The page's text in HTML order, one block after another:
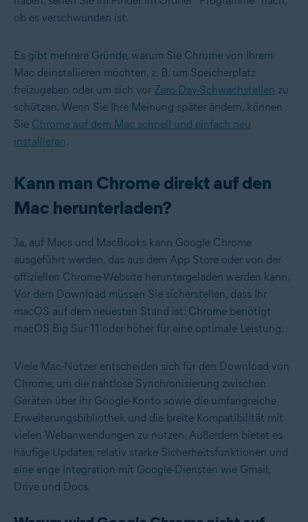
ob es verschwunden ist.
Es gibt mehrere Gründe, warum Sie Chrome von Ihrem
Mac deinstallieren möchten, z. B. um Speicherplatz
freizugeben oder um sich vor Zero-Day-Schwachstellen zu
schützen. Wenn Sie Ihre Meinung später ändern, können
Sie Chrome auf dem Mac schnell und einfach neu
installieren.
Kann man Chrome direkt auf den
Mac herunterladen?
Ja, auf Macs und MacBooks kann Google Chrome
ausgeführt werden, das aus dem App Store oder von der
offiziellen Chrome-Website heruntergeladen werden kann.
Vor dem Download müssen Sie sicherstellen, dass Ihr
macOS auf dem neuesten Stand ist: Chrome benötigt
macOS Big Sur 11 oder höher für eine optimale Leistung.
Viele Mac-Nutzer entscheiden sich für den Download von
Chrome, um die nahtlose Synchronisierung zwischen
Geräten über ihr Google-Konto sowie die umfangreiche
Erweiterungsbibliothek und die breite Kompatibilität mit
vielen Webanwendungen zu nutzen. Außerdem bietet es
häufige Updates, relativ starke Sicherheitsfunktionen und
eine enge Integration mit Google-Diensten wie Gmail,
Drive und Docs.